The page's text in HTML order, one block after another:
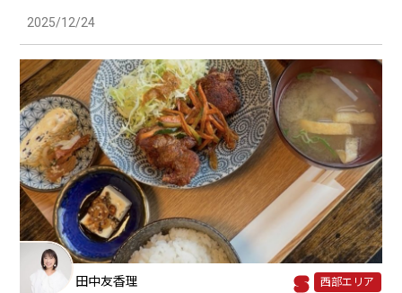
2025/12/24
田中友香理 西部エリア